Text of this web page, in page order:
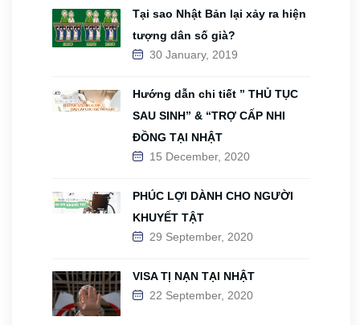
Tại sao Nhật Bản lại xảy ra hiện
tượng dân số già?
30 January, 2019
Hướng dẫn chi tiết ” THỦ TỤC
SAU SINH” & “TRỢ CẤP NHI
ĐỒNG TẠI NHẬT
15 December, 2020
PHÚC LỢI DÀNH CHO NGƯỜI
KHUYẾT TẬT
29 September, 2020
VISA TỊ NẠN TẠI NHẬT
22 September, 2020